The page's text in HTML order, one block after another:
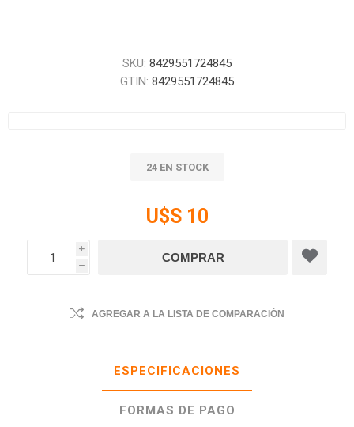
SKU: 8429551724845
GTIN: 8429551724845
24 EN STOCK
U$S 10
i
h
AGREGAR A LA LISTA DE COMPARACIÓN
ESPECIFICACIONES
FORMAS DE PAGO